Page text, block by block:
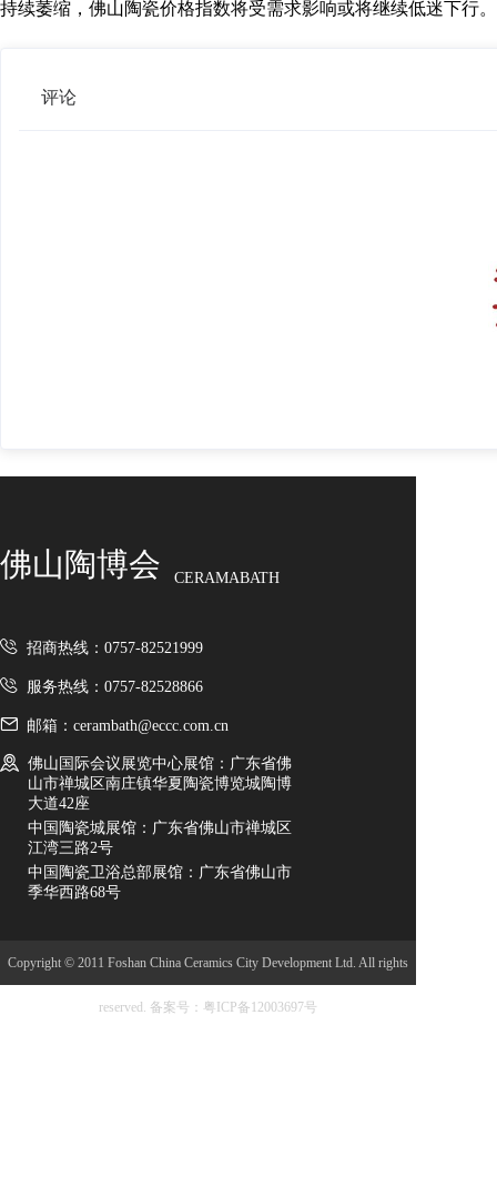
持续萎缩，佛山陶瓷价格指数将受需求影响或将继续低迷下行。
评论
佛山陶博会 CERAMABATH
招商热线：0757-82521999
服务热线：0757-82528866
邮箱：cerambath@eccc.com.cn
佛山国际会议展览中心展馆：广东省佛
山市禅城区南庄镇华夏陶瓷博览城陶博
大道42座
中国陶瓷城展馆：广东省佛山市禅城区
江湾三路2号
中国陶瓷卫浴总部展馆：广东省佛山市
季华西路68号
Copyright © 2011 Foshan China Ceramics City Development Ltd. All rights
reserved. 备案号：粤ICP备12003697号